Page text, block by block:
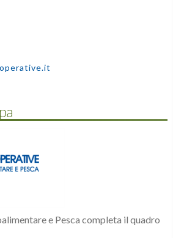
e Pesca completa il quadro